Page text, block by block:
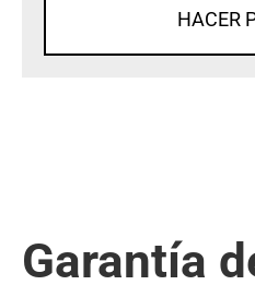
HACER
Garantía